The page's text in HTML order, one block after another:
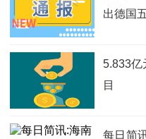
出德国
意大利
5.833亿
目
每日简